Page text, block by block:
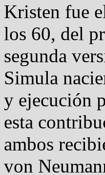
Kristen fue
los 60, del
segunda
Simula
y ejecución
esta
ambos
von